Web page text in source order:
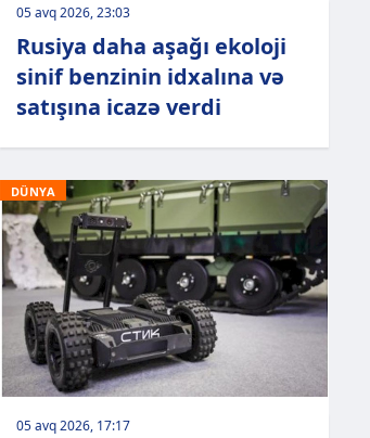
05 avq 2026, 23:03
Rusiya daha aşağı ekoloji
sinif benzinin idxalına və
satışına icazə verdi
DÜNYA
05 avq 2026, 17:17